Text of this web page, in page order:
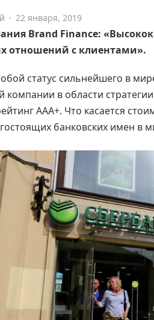
· 22 января, 2019
Brand Finance:
отношений с клиентами».
статус сильнейшего в
компании в области
ААА+. Что касается
банковских имен в